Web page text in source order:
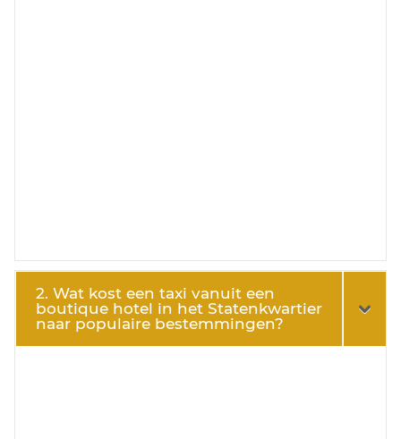
2. Wat kost een taxi vanuit een
boutique hotel in het Statenkwartier
naar populaire bestemmingen?